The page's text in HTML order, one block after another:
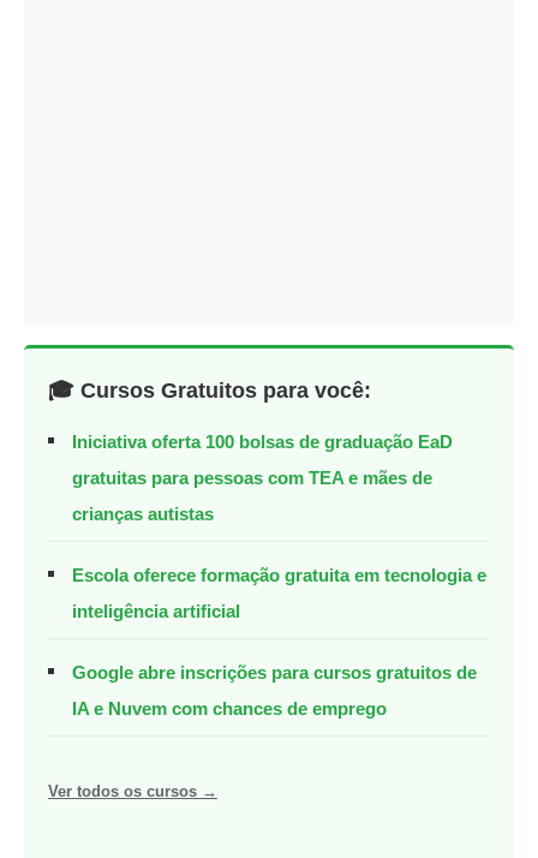
🎓 Cursos Gratuitos para você:
Iniciativa oferta 100 bolsas de graduação EaD
gratuitas para pessoas com TEA e mães de
crianças autistas
Escola oferece formação gratuita em tecnologia e
inteligência artificial
Google abre inscrições para cursos gratuitos de
IA e Nuvem com chances de emprego
Ver todos os cursos →